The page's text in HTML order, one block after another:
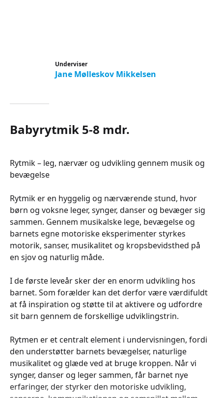
Underviser
Jane Mølleskov Mikkelsen
Babyrytmik 5-8 mdr.
Rytmik – leg, nærvær og udvikling gennem musik og
bevægelse
Rytmik er en hyggelig og nærværende stund, hvor
børn og voksne leger, synger, danser og bevæger sig
sammen. Gennem musikalske lege, bevægelse og
barnets egne motoriske eksperimenter styrkes
motorik, sanser, musikalitet og kropsbevidsthed på
en sjov og naturlig måde.
I de første leveår sker der en enorm udvikling hos
barnet. Som forælder kan det derfor være værdifuldt
at få inspiration og støtte til at aktivere og udfordre
sit barn gennem de forskellige udviklingstrin.
Rytmen er et centralt element i undervisningen, fordi
den understøtter barnets bevægelser, naturlige
musikalitet og glæde ved at bruge kroppen. Når vi
synger, danser og leger sammen, får barnet nye
erfaringer, der styrker den motoriske udvikling,